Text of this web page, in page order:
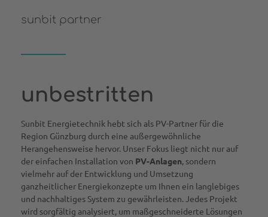
sunbit partner
unbestritten
Sunbit Energietechnik hebt sich als PV-Partner für die
Region Günzburg durch eine außergewöhnliche
Herangehensweise hervor. Unser Fokus liegt nicht nur auf
der einfachen Installation von PV-Anlagen, sondern
vielmehr auf der Entwicklung und Umsetzung
ganzheitlicher Energiekonzepte um Ihnen ein langlebiges
und nachhaltiges System zu gewährleisten. Jedes Projekt
wird sorgfältig analysiert, um maßgeschneiderte Lösungen